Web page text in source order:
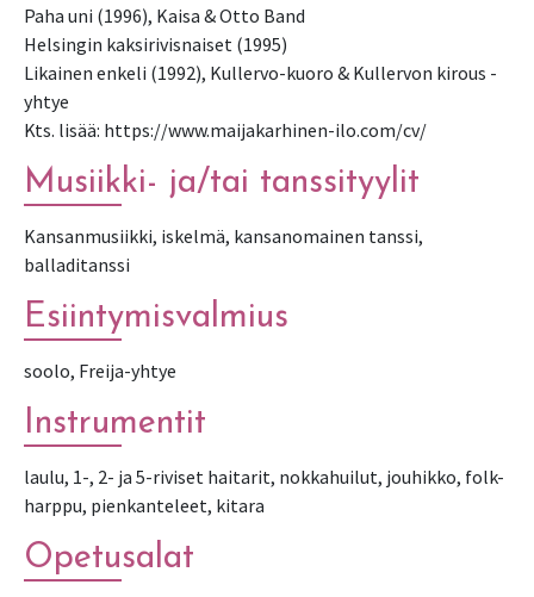
Paha uni (1996), Kaisa & Otto Band
Helsingin kaksirivisnaiset (1995)
Likainen enkeli (1992), Kullervo-kuoro & Kullervon kirous -
yhtye
Kts. lisää: https://www.maijakarhinen-ilo.com/cv/
Musiikki- ja/tai tanssityylit
Kansanmusiikki, iskelmä, kansanomainen tanssi,
balladitanssi
Esiintymisvalmius
soolo, Freija-yhtye
Instrumentit
laulu, 1-, 2- ja 5-riviset haitarit, nokkahuilut, jouhikko, folk-
harppu, pienkanteleet, kitara
Opetusalat